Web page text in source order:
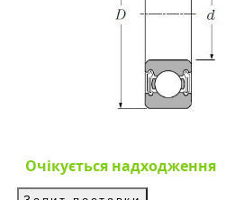
Очікується надходження